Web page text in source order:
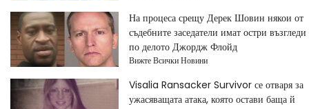
На процеса срещу Дерек Шовин някои от
съдебните заседатели имат остри възгледи
по делото Джордж Флойд
Вижте Всички Новини
Visalia Ransacker Survivor се отваря за
ужасяващата атака, която остави баща й